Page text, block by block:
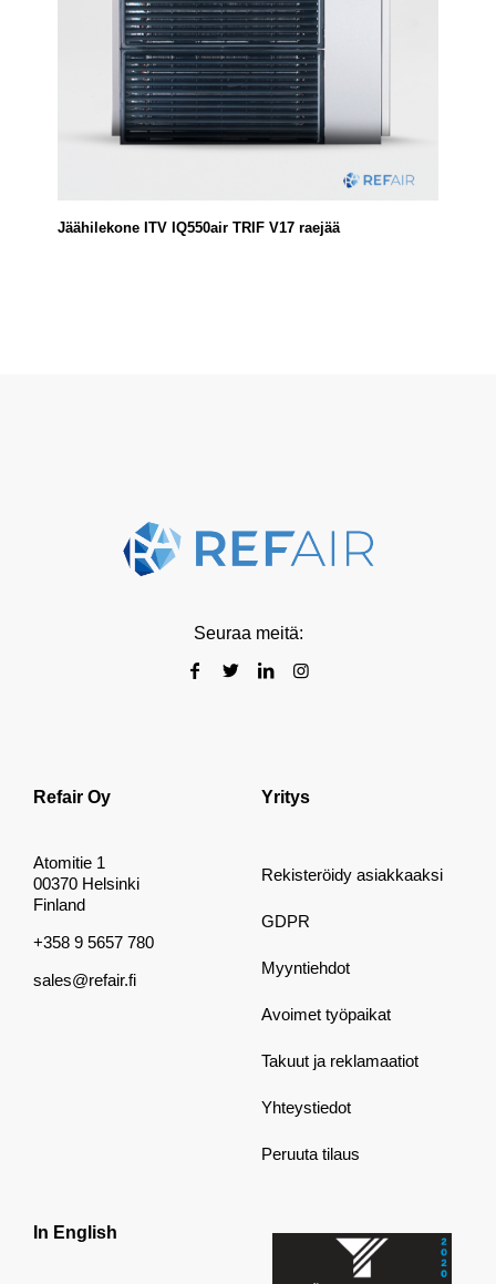
Jäähilekone ITV IQ550air TRIF V17 raejää
Seuraa meitä:
Refair Oy
Atomitie 1
00370 Helsinki
Finland
+358 9 5657 780
sales@refair.fi
Yritys
Rekisteröidy asiakkaaksi
GDPR
Myyntiehdot
Avoimet työpaikat
Takuut ja reklamaatiot
Yhteystiedot
Peruuta tilaus
In English